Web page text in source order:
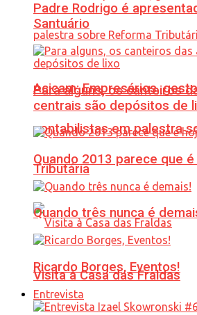
Acicam: Empresários,
contabilistas em palestra
Tributária
Visita à Casa das Fraldas
Padre Rodrigo é
Santuário
Para alguns, os canteiros
centrais são depósitos de
Quando 2013 parece que é
Quando três nunca é
Ricardo Borges, Eventos!
Entrevista